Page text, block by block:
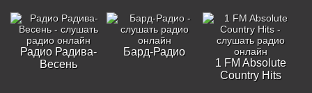
Радио Радива-
Весень
Бард-Радио
1 FM Absolute
Country Hits